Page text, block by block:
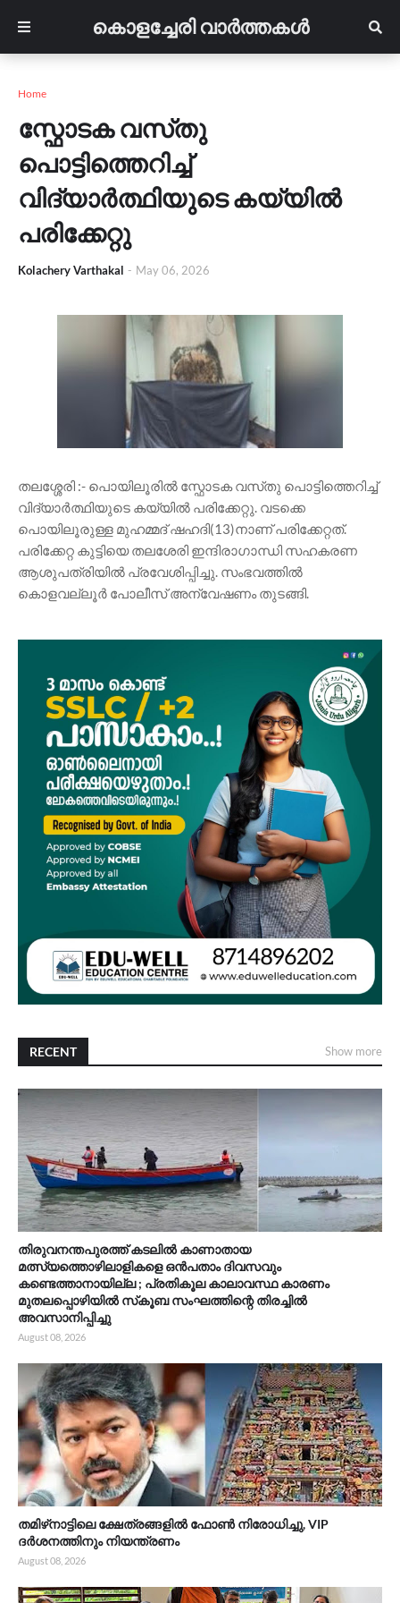
കൊളച്ചേരി വാർത്തകൾ
Home
സ്ഫോടക വസ്‌തു
പൊട്ടിത്തെറിച്ച്
വിദ്യാർത്ഥിയുടെ കയ്യിൽ
പരിക്കേറ്റു
Kolachery Varthakal - May 06, 2026
തലശ്ശേരി :- പൊയിലൂരിൽ സ്ഫോടക വസ്‌തു പൊട്ടിത്തെറിച്ച്
വിദ്യാർത്ഥിയുടെ കയ്യിൽ പരിക്കേറ്റു. വടക്കെ
പൊയിലൂരുള്ള മുഹമ്മദ് ഷഹദി(13)നാണ് പരിക്കേറ്റത്.
പരിക്കേറ്റ കുട്ടിയെ തലശേരി ഇന്ദിരാഗാന്ധി സഹകരണ
ആശുപത്രിയിൽ പ്രവേശിപ്പിച്ചു. സംഭവത്തിൽ
കൊളവല്ലൂർ പോലീസ് അന്വേഷണം തുടങ്ങി.
RECENT Show more
തിരുവനന്തപുരത്ത് കടലിൽ കാണാതായ
മത്സ്യത്തൊഴിലാളികളെ ഒൻപതാം ദിവസവും
കണ്ടെത്താനായില്ല ; പ്രതികൂല കാലാവസ്ഥ കാരണം
മുതലപ്പൊഴിയിൽ സ്‌കൂബ സംഘത്തിന്റെ തിരച്ചിൽ
അവസാനിപ്പിച്ചു
August 08, 2026
തമിഴ്‌നാട്ടിലെ ക്ഷേത്രങ്ങളിൽ ഫോൺ നിരോധിച്ചു, VIP
ദർശനത്തിനും നിയന്ത്രണം
August 08, 2026